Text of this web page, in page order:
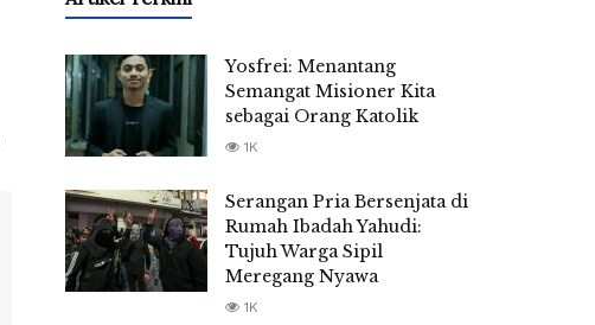
Yosfrei: Menantang
Semangat Misioner Kita
sebagai Orang Katolik
1K
Serangan Pria Bersenjata di
Rumah Ibadah Yahudi:
Tujuh Warga Sipil
Meregang Nyawa
1K